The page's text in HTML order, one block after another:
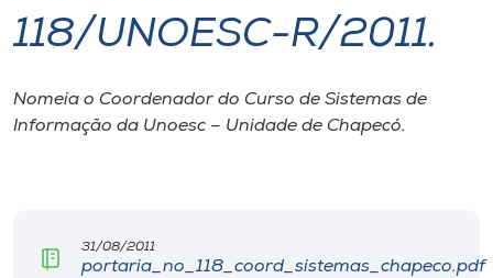
I.nova
Diplomados
CPA
118/UNOESC-R/2011.
Nomeia o Coordenador do Curso de Sistemas de
Informação da Unoesc – Unidade de Chapecó.
31/08/2011
portaria_no_118_coord_sistemas_chapeco.pdf